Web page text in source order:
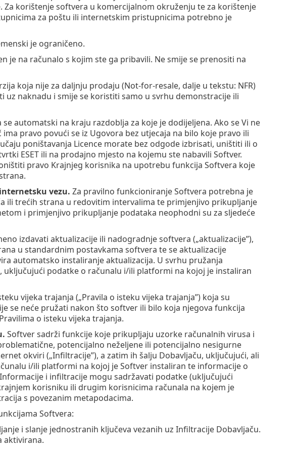
korištenje softvera u komercijalnom okruženju te za korištenje
za poštu ili internetskim pristupnicima potrebno je
je ograničeno.
je na računalo s kojim ste ga pribavili. Ne smije se prenositi na
koja nije za daljnju prodaju (Not-for-resale, dalje u tekstu: NFR)
uz naknadu i smije se koristiti samo u svrhu demonstracije ili
automatski na kraju razdoblja za koje je dodijeljena. Ako se Vi ne
pravo povući se iz Ugovora bez utjecaja na bilo koje pravo ili
poništavanja Licence morate bez odgode izbrisati, uništiti ili o
ESET ili na prodajno mjesto na kojemu ste nabavili Softver.
pravo Krajnjeg korisnika na upotrebu funkcija Softvera koje
vezu. Za pravilno funkcioniranje Softvera potrebna je
ili trećih strana u redovitim intervalima te primjenjivo prikupljanje
i primjenjivo prikupljanje podataka neophodni su za sljedeće
izdavati aktualizacije ili nadogradnje softvera („aktualizacije”),
u standardnim postavkama softvera te se aktualizacije
automatsko instaliranje aktualizacija. U svrhu pružanja
podatke o računalu i/ili platformi na kojoj je instaliran
vijeka trajanja („Pravila o isteku vijeka trajanja”) koja su
se neće pružati nakon što softver ili bilo koja njegova funkcija
o isteku vijeka trajanja.
Softver sadrži funkcije koje prikupljaju uzorke računalnih virusa i
potencijalno neželjene ili potencijalno nesigurne
okviri („Infiltracije”), a zatim ih šalju Dobavljaču, uključujući, ali
i/ili platformi na kojoj je Softver instaliran te informacije o
i infiltracije mogu sadržavati podatke (uključujući
korisniku ili drugim korisnicima računala na kojem je
s povezanim metapodacima.
Softvera:
i slanje jednostranih ključeva vezanih uz Infiltracije Dobavljaču.
aktivirana.